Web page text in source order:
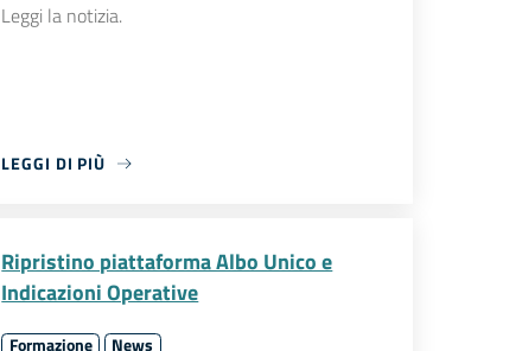
Leggi la notizia.
LEGGI DI PIÙ
Ripristino piattaforma Albo Unico e
Indicazioni Operative
Formazione News